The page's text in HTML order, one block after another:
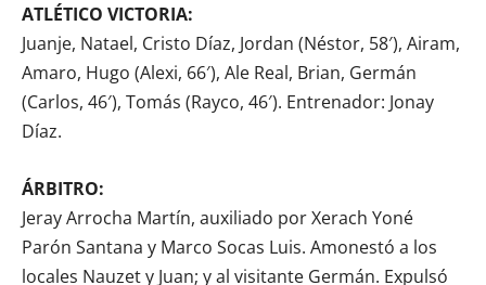
ATLÉTICO VICTORIA:
Juanje, Natael, Cristo Díaz, Jordan (Néstor, 58′), Airam,
Amaro, Hugo (Alexi, 66′), Ale Real, Brian, Germán
(Carlos, 46′), Tomás (Rayco, 46′). Entrenador: Jonay
Díaz.
ÁRBITRO:
Jeray Arrocha Martín, auxiliado por Xerach Yoné
Parón Santana y Marco Socas Luis. Amonestó a los
locales Nauzet y Juan; y al visitante Germán. Expulsó